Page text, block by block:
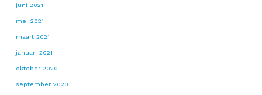
juni 2021
mei 2021
maart 2021
januari 2021
oktober 2020
september 2020